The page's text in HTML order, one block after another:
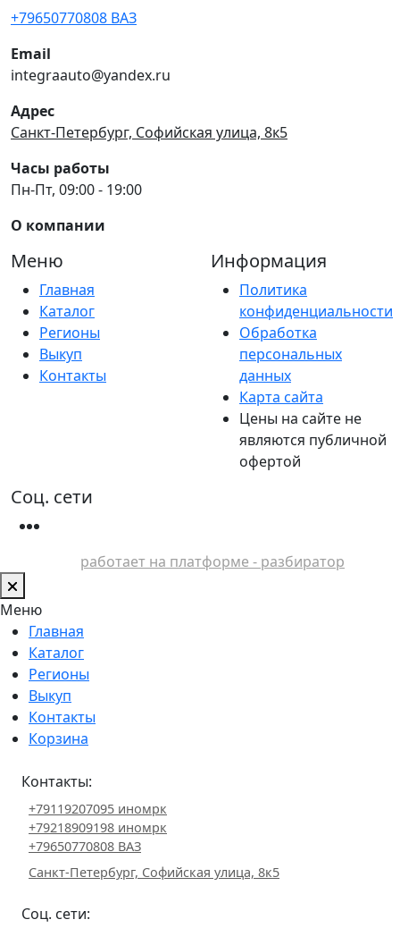
+79650770808 ВАЗ
Email
integraauto@yandex.ru
Адрес
Санкт-Петербург, Софийская улица, 8к5
Часы работы
Пн-Пт, 09:00 - 19:00
О компании
Меню
Главная
Каталог
Регионы
Выкуп
Контакты
Информация
Политика
конфиденциальности
Обработка
персональных
данных
Карта сайта
Цены на сайте не
являются публичной
офертой
Соц. сети
работает на платформе - разбиратор
Меню
Главная
Каталог
Регионы
Выкуп
Контакты
Корзина
Контакты:
+79119207095 иномрк
+79218909198 иномрк
+79650770808 ВАЗ
Санкт-Петербург, Софийская улица, 8к5
Соц. сети: